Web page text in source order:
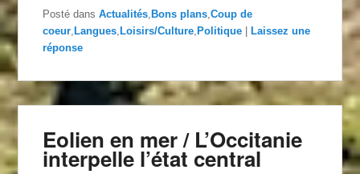
Posté dans Actualités Bons plans ,Coup de
coeur Langues Loisirs/Culture Politique
Laissez une
réponse
Eolien en mer / L’Occitanie
interpelle l’état central